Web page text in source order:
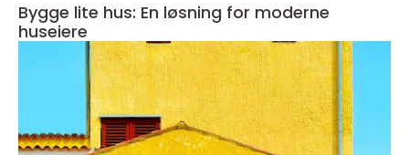
Bygge lite hus: En løsning for moderne
huseiere